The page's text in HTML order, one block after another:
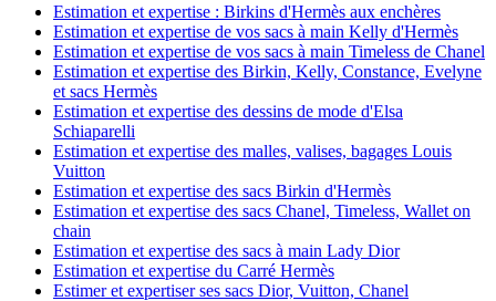
Estimation et expertise : Birkins d'Hermès aux enchères
Estimation et expertise de vos sacs à main Kelly d'Hermès
Estimation et expertise de vos sacs à main Timeless de Chanel
Estimation et expertise des Birkin, Kelly, Constance, Evelyne
et sacs Hermès
Estimation et expertise des dessins de mode d'Elsa
Schiaparelli
Estimation et expertise des malles, valises, bagages Louis
Vuitton
Estimation et expertise des sacs Birkin d'Hermès
Estimation et expertise des sacs Chanel, Timeless, Wallet on
chain
Estimation et expertise des sacs à main Lady Dior
Estimation et expertise du Carré Hermès
Estimer et expertiser ses sacs Dior, Vuitton, Chanel